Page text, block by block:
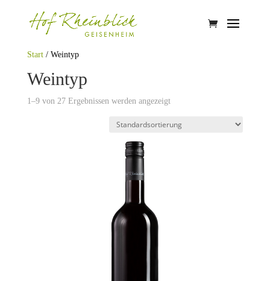
Start/ Weintyp
Weintyp
1–9 von 27 Ergebnissen werden angezeigt